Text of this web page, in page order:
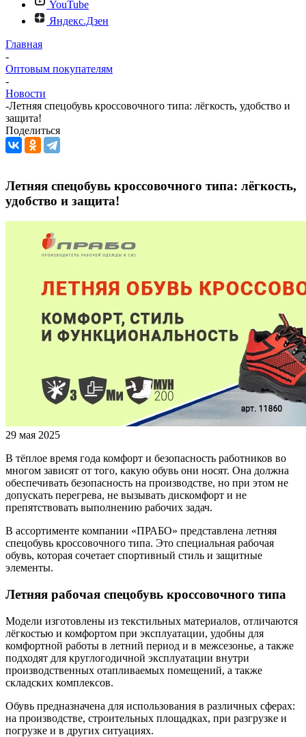
YouTube
Яндекс.Дзен
Главная
-
Оптовым покупателям
-
Новости
-Летняя спецобувь кроссовочного типа: лёгкость, удобство и
защита!
Поделиться
Летняя спецобувь кроссовочного типа: лёгкость,
удобство и защита!
29 мая 2025
В тёплое время года комфорт и безопасность работников во
многом зависят от того, какую обувь они носят. Она должна
обеспечивать безопасность на производстве, но при этом не
допускать перегрева, не вызывать дискомфорт и не
препятствовать выполнению рабочих задач.
В ассортименте компании «ПРАБО» представлена летняя
спецобувь кроссовочного типа. Это специальная рабочая
обувь, которая сочетает спортивный стиль и защитные
элементы.
Летняя рабочая спецобувь кроссовочного типа
Модели изготовлены из текстильных материалов, отличаются
лёгкостью и комфортом при эксплуатации, удобны для
комфортной работы в летний период и в межсезонье, а также
подходят для круглогодичной эксплуатации внутри
производственных отапливаемых помещений, а также
складских комплексов.
Обувь предназначена для использования в различных сферах:
на производстве, строительных площадках, при разгрузке и
погрузке и в других ситуациях.